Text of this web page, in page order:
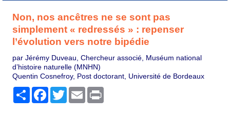
Non, nos ancêtres ne se sont pas
simplement « redressés » : repenser
l’évolution vers notre bipédie
par Jérémy Duveau, Chercheur associé, Muséum national
d’histoire naturelle (MNHN)
Quentin Cosnefroy, Post doctorant, Université de Bordeaux
PartagerFacebook
TwitterEmail